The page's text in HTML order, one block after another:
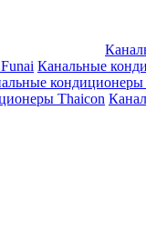
Канальные
кондиционеры
Thaicon